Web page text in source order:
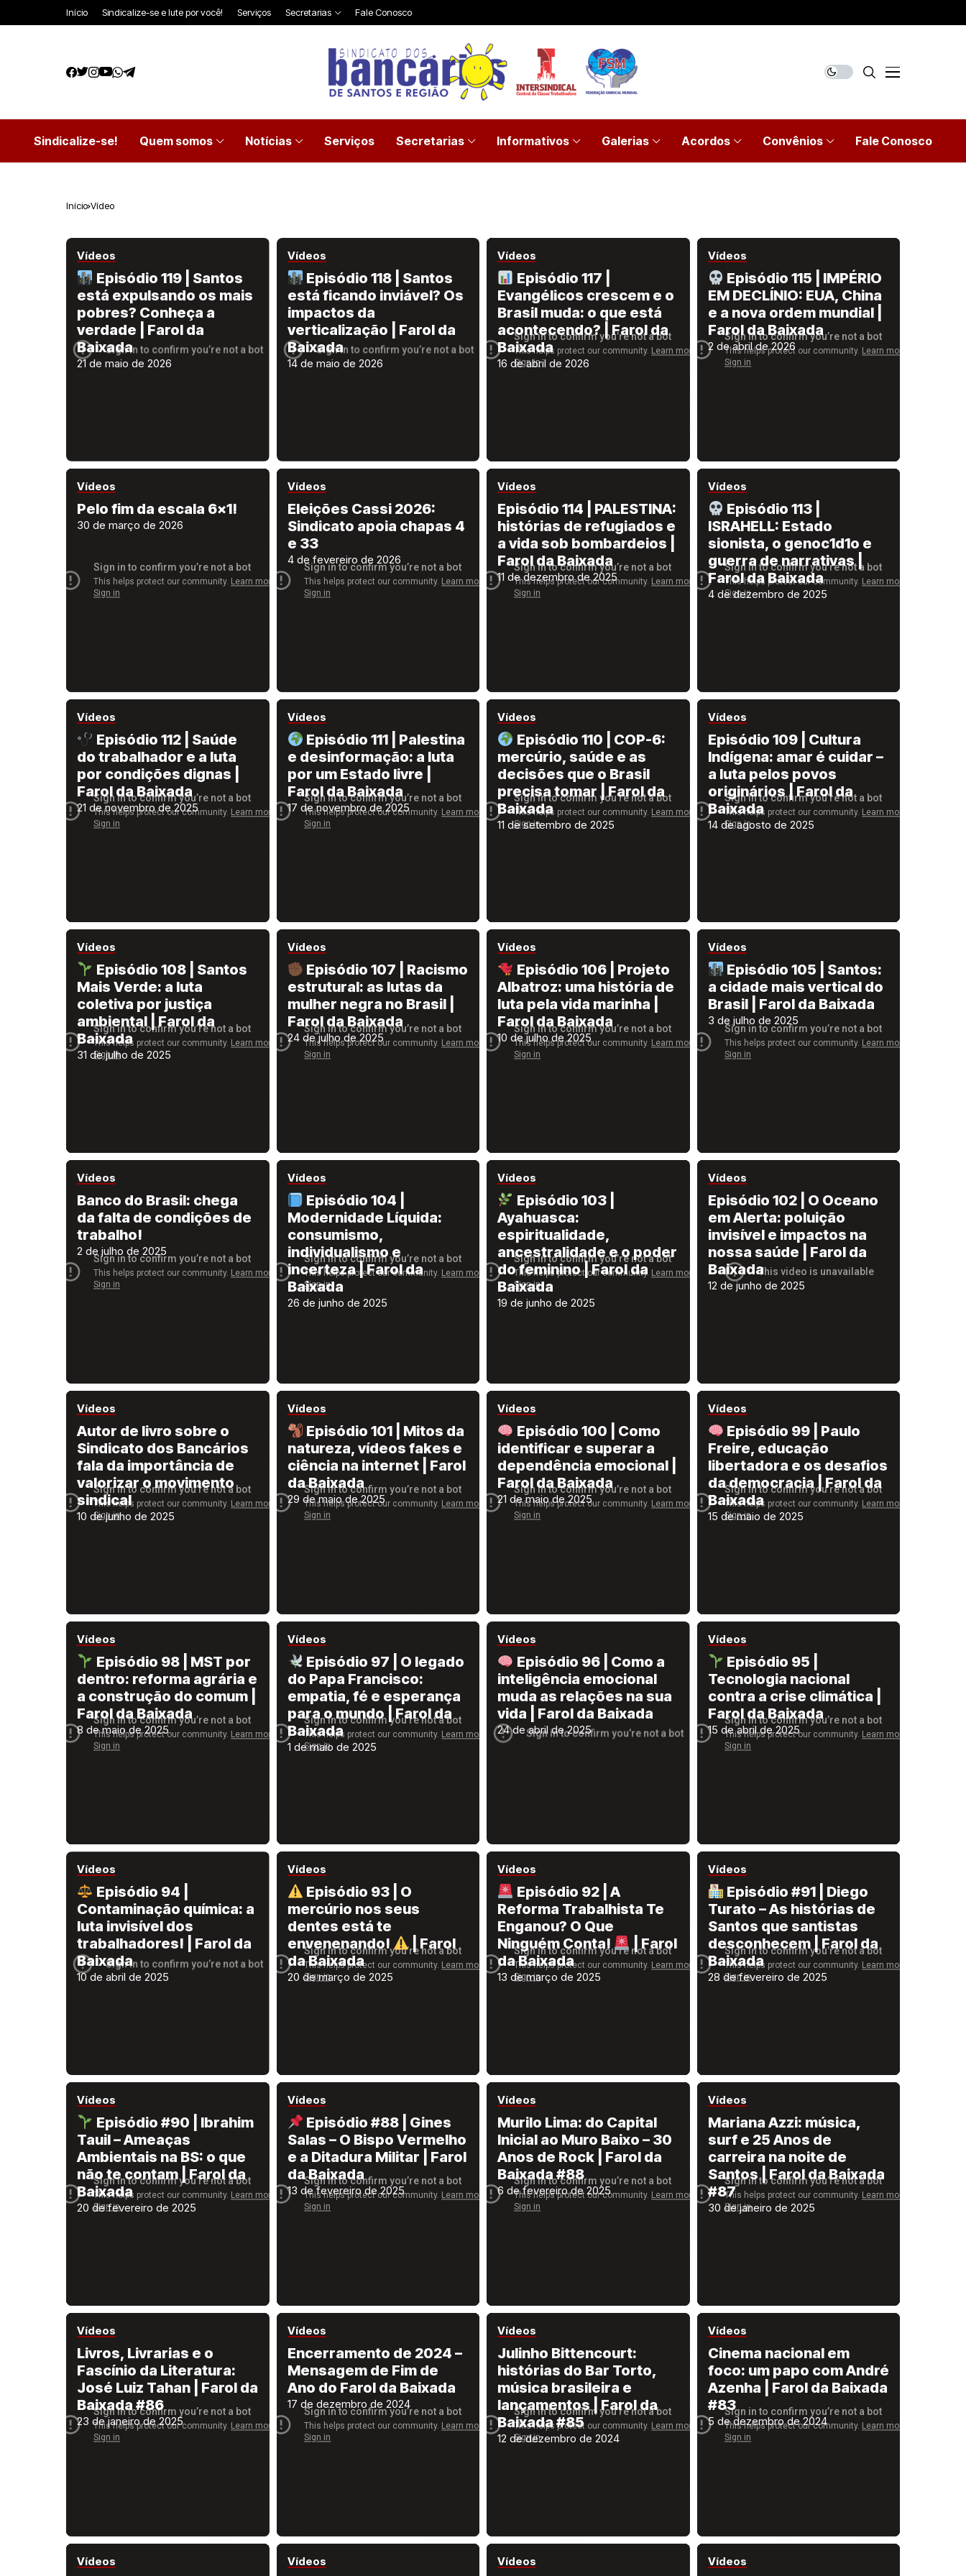
Início Sindicalize-se e lute por você! Serviços Secretarias Fale Conosco
Sindicalize-se! Quem somos Notícias Serviços Secretarias Informativos Galerias Acordos Convênios Fale Conosco
Início Vídeo
Vídeos
Episódio 119 | Santos
está expulsando os mais
pobres? Conheça a
verdade | Farol da
Baixada
21 de maio de 2026
Vídeos
Episódio 118 | Santos
está ficando inviável? Os
impactos da
verticalização | Farol da
Baixada
14 de maio de 2026
Vídeos
Episódio 117 |
Evangélicos crescem e o
Brasil muda: o que está
acontecendo? | Farol da
Baixada
16 de abril de 2026
Vídeos
Episódio 115 | IMPÉRIO
EM DECLÍNIO: EUA, China
e a nova ordem mundial |
Farol da Baixada
2 de abril de 2026
Vídeos
Pelo fim da escala 6×1!
30 de março de 2026
Vídeos
Eleições Cassi 2026:
Sindicato apoia chapas 4
e 33
4 de fevereiro de 2026
Vídeos
Episódio 114 | PALESTINA:
histórias de refugiados e
a vida sob bombardeios |
Farol da Baixada
11 de dezembro de 2025
Vídeos
Episódio 113 |
ISRAHELL: Estado
sionista, o genoc1d1o e
guerra de narrativas |
Farol da Baixada
4 de dezembro de 2025
Vídeos
Episódio 112 | Saúde
do trabalhador e a luta
por condições dignas |
Farol da Baixada
21 de novembro de 2025
Vídeos
Episódio 111 | Palestina
e desinformação: a luta
por um Estado livre |
Farol da Baixada
17 de novembro de 2025
Vídeos
Episódio 110 | COP-6:
mercúrio, saúde e as
decisões que o Brasil
precisa tomar | Farol da
Baixada
11 de setembro de 2025
Vídeos
Episódio 109 | Cultura
Indígena: amar é cuidar –
a luta pelos povos
originários | Farol da
Baixada
14 de agosto de 2025
Vídeos
Episódio 108 | Santos
Mais Verde: a luta
coletiva por justiça
ambiental | Farol da
Baixada
31 de julho de 2025
Vídeos
Episódio 107 | Racismo
estrutural: as lutas da
mulher negra no Brasil |
Farol da Baixada
24 de julho de 2025
Vídeos
Episódio 106 | Projeto
Albatroz: uma história de
luta pela vida marinha |
Farol da Baixada
10 de julho de 2025
Vídeos
Episódio 105 | Santos:
a cidade mais vertical do
Brasil | Farol da Baixada
3 de julho de 2025
Vídeos
Banco do Brasil: chega
da falta de condições de
trabalho!
2 de julho de 2025
Vídeos
Episódio 104 |
Modernidade Líquida:
consumismo,
individualismo e
incerteza | Farol da
Baixada
26 de junho de 2025
Vídeos
Episódio 103 |
Ayahuasca:
espiritualidade,
ancestralidade e o poder
do feminino | Farol da
Baixada
19 de junho de 2025
Vídeos
Episódio 102 | O Oceano
em Alerta: poluição
invisível e impactos na
nossa saúde | Farol da
Baixada
12 de junho de 2025
Vídeos
Autor de livro sobre o
Sindicato dos Bancários
fala da importância de
valorizar o movimento
sindical
10 de junho de 2025
Vídeos
Episódio 101 | Mitos da
natureza, vídeos fakes e
ciência na internet | Farol
da Baixada
29 de maio de 2025
Vídeos
Episódio 100 | Como
identificar e superar a
dependência emocional |
Farol da Baixada
21 de maio de 2025
Vídeos
Episódio 99 | Paulo
Freire, educação
libertadora e os desafios
da democracia | Farol da
Baixada
15 de maio de 2025
Vídeos
Episódio 98 | MST por
dentro: reforma agrária e
a construção do comum |
Farol da Baixada
8 de maio de 2025
Vídeos
Episódio 97 | O legado
do Papa Francisco:
empatia, fé e esperança
para o mundo | Farol da
Baixada
1 de maio de 2025
Vídeos
Episódio 96 | Como a
inteligência emocional
muda as relações na sua
vida | Farol da Baixada
24 de abril de 2025
Vídeos
Episódio 95 |
Tecnologia nacional
contra a crise climática |
Farol da Baixada
15 de abril de 2025
Vídeos
Episódio 94 |
Contaminação química: a
luta invisível dos
trabalhadores! | Farol da
Baixada
10 de abril de 2025
Vídeos
Episódio 93 | O
mercúrio nos seus
dentes está te
envenenando!
| Farol
da Baixada
20 de março de 2025
Vídeos
Episódio 92 | A
Reforma Trabalhista Te
Enganou? O Que
Ninguém Conta!
| Farol
da Baixada
13 de março de 2025
Vídeos
Episódio #91 | Diego
Turato – As histórias de
Santos que santistas
desconhecem | Farol da
Baixada
28 de fevereiro de 2025
Vídeos
Episódio #90 | Ibrahim
Tauil – Ameaças
Ambientais na BS: o que
não te contam | Farol da
Baixada
20 de fevereiro de 2025
Vídeos
Episódio #88 | Gines
Salas – O Bispo Vermelho
e a Ditadura Militar | Farol
da Baixada
13 de fevereiro de 2025
Vídeos
Murilo Lima: do Capital
Inicial ao Muro Baixo – 30
Anos de Rock | Farol da
Baixada #88
6 de fevereiro de 2025
Vídeos
Mariana Azzi: música,
surf e 25 Anos de
carreira na noite de
Santos | Farol da Baixada
#87
30 de janeiro de 2025
Vídeos
Livros, Livrarias e o
Fascínio da Literatura:
José Luiz Tahan | Farol da
Baixada #86
23 de janeiro de 2025
Vídeos
Encerramento de 2024 –
Mensagem de Fim de
Ano do Farol da Baixada
17 de dezembro de 2024
Vídeos
Julinho Bittencourt:
histórias do Bar Torto,
música brasileira e
lançamentos | Farol da
Baixada #85
12 de dezembro de 2024
Vídeos
Cinema nacional em
foco: um papo com André
Azenha | Farol da Baixada
#83
5 de dezembro de 2024
Vídeos Vídeos Vídeos Vídeos